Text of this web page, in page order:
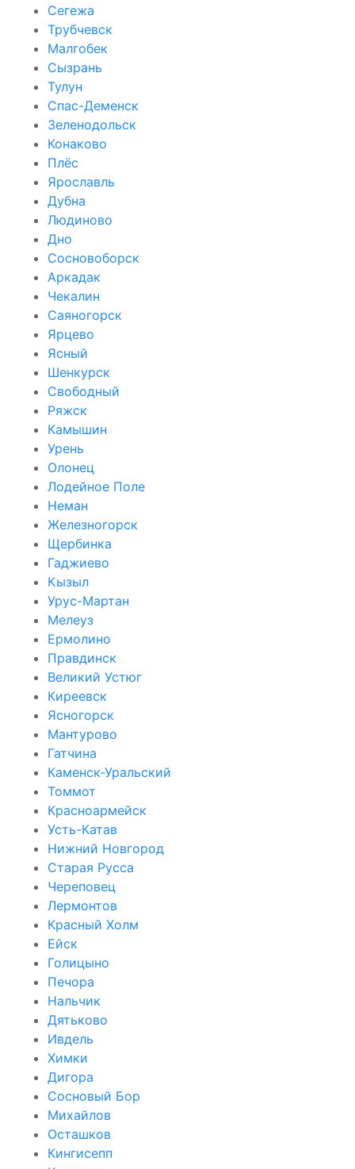
Сегежа
Трубчевск
Малгобек
Сызрань
Тулун
Спас-Деменск
Зеленодольск
Конаково
Плёс
Ярославль
Дубна
Людиново
Дно
Сосновоборск
Аркадак
Чекалин
Саяногорск
Ярцево
Ясный
Шенкурск
Свободный
Ряжск
Камышин
Урень
Олонец
Лодейное Поле
Неман
Железногорск
Щербинка
Гаджиево
Кызыл
Урус-Мартан
Мелеуз
Ермолино
Правдинск
Великий Устюг
Киреевск
Ясногорск
Мантурово
Гатчина
Каменск-Уральский
Томмот
Красноармейск
Усть-Катав
Нижний Новгород
Старая Русса
Череповец
Лермонтов
Красный Холм
Ейск
Голицыно
Печора
Нальчик
Дятьково
Ивдель
Химки
Дигора
Сосновый Бор
Михайлов
Осташков
Кингисепп